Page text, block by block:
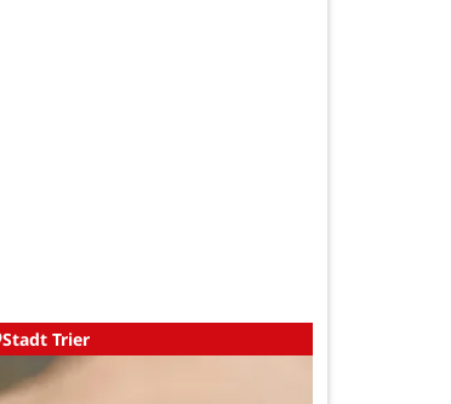
Stadt Trier